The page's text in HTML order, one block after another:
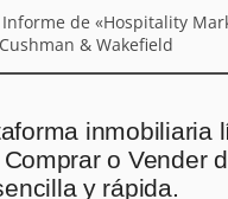
de «Hospitality
Cushman & Wakefield
inmobiliaria
o Vender
y rápida.